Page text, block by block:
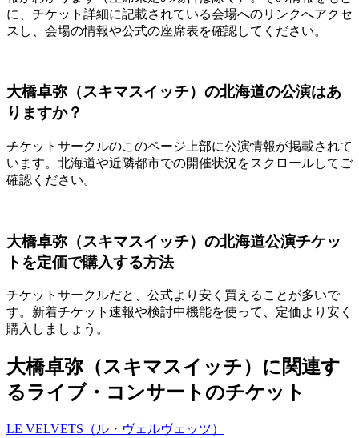
に、チケット詳細に記載されている会場へのリンクへアクセ
スし、会場の情報や公式の座席表を確認してください。
大橋卓弥（スキマスイッチ）の北海道の公演はあ
りますか？
チケットサークルのこのページ上部に公演情報が掲載されて
います。北海道や近隣都市での開催状況をスクロールしてご
確認ください。
大橋卓弥（スキマスイッチ）の北海道公演チケッ
トを定価で購入する方法
チケットサークルだと、公式より安く買えることが多いで
す。新着チケット速報や検討中機能を使って、定価より安く
購入しましょう。
大橋卓弥（スキマスイッチ）に関連す
るライブ・コンサートのチケット
LE VELVETS（ル・ヴェルヴェッツ）